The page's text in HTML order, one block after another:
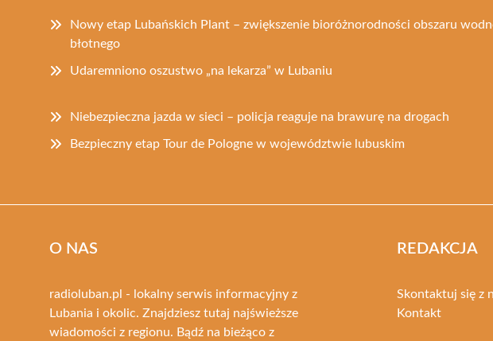
Nowy etap Lubańskich Plant – zwiększenie bioróżnorodności obszaru
błotnego
Udaremniono oszustwo „na lekarza” w Lubaniu
Niebezpieczna jazda w sieci – policja reaguje na brawurę na drogach
Bezpieczny etap Tour de Pologne w województwie lubuskim
O NAS
radioluban.pl - lokalny serwis informacyjny z
Lubania i okolic. Znajdziesz tutaj najświeższe
wiadomości z regionu. Bądź na bieżąco z
REDAKCJA
Skontaktuj się z
Kontakt